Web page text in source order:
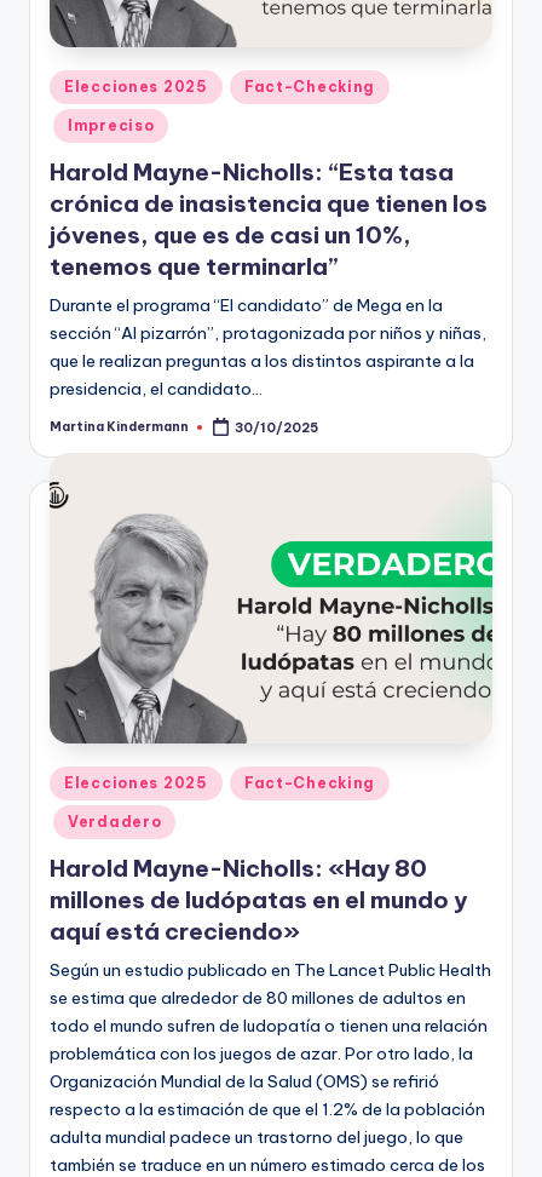
t
o
s
y
F
a
c
t
-
C
h
e
c
Publicado
en
Elecciones 2025 Fact-Checking
Impreciso
Harold Mayne-Nicholls: “Esta tasa
crónica de inasistencia que tienen los
jóvenes, que es de casi un 10%,
tenemos que terminarla”
Durante el programa “El candidato” de Mega en la
sección “Al pizarrón”, protagonizada por niños y niñas,
que le realizan preguntas a los distintos aspirante a la
presidencia, el candidato…
Publicado
Martina Kindermann 30/10/2025
Publicado
en
Elecciones 2025 Fact-Checking
Verdadero
Harold Mayne-Nicholls: «Hay 80
millones de ludópatas en el mundo y
aquí está creciendo»
Según un estudio publicado en The Lancet Public Health
se estima que alrededor de 80 millones de adultos en
todo el mundo sufren de ludopatía o tienen una relación
problemática con los juegos de azar. Por otro lado, la
Organización Mundial de la Salud (OMS) se refirió
respecto a la estimación de que el 1.2% de la población
adulta mundial padece un trastorno del juego, lo que
también se traduce en un número estimado cerca de los